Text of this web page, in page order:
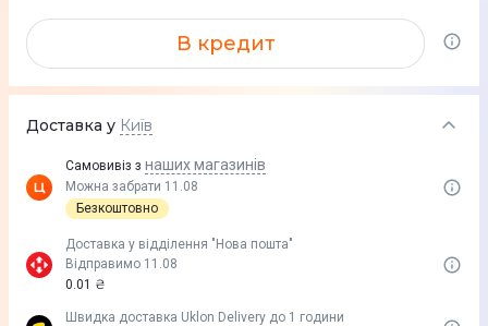
В кредит
Доставка у Київ
Самовивіз з наших магазинів
Можна забрати 11.08
Безкоштовно
Доставка у вiддiлення "Нова пошта"
Відправимо 11.08
0.01 ₴
Швидка доставка Uklon Delivery до 1 години